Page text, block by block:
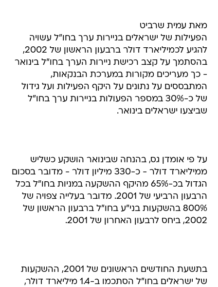
מאת עמית שרביט
הפעילות של ישראלים בניירות ערך בחו"ל עשויה
להגיע לכמיליארד דולר ברבעון הראשון של 2002,
בהסתמך על קצב רכישת ניירות הערך בחו"ל בינואר
- כך מעריכים מקורות במערכת הבנקאות,
המתבססים על נתונים על היקף הפעילות ועל גידול
של כ-30% במספר הפעולות בניירות ערך בחו"ל
שביצעו ישראלים בינואר.
על פי אומדן גס, בהנחה שבינואר הושקע כשליש
ממיליארד דולר - כ-330 מיליון דולר - מדובר בסכום
הגדול בכ-65% מהיקף ההשקעה במניות בחו"ל בכל
הרבעון הרביעי של 2001. מדובר בעלייה צפויה של
800% בהשקעות בני"ע בחו"ל ברבעון הראשון של
2002, ביחס לרבעון האחרון של 2001.
בתשעת החודשים הראשונים של 2001, ההשקעות
של ישראלים בחו"ל הסתכמו ב-1.4 מיליארד דולר,